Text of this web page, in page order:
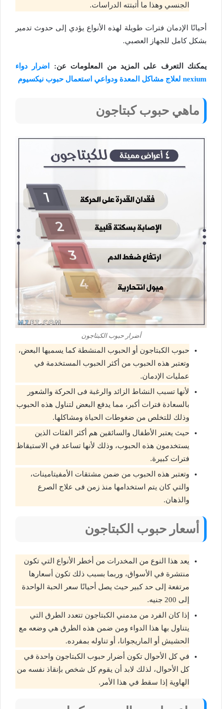
الجنسي وهذا ما أثبتته الدراسات.
أحيانًا الإدمان فترات طويلة لهذه الأنواع يؤدي إلى حدوث تدمير
بشكل كامل للجهاز العصبي.
يمكنك التعرف على المزيد من المعلومات عن:
اضرار دواء
nexium لعلاج مشاكل المعدة ودواعي استعمال حبوب نيكسيوم
ماهي حبوب كبتاجون
أضرار حبوب الكبتاجون
حبوب الكبتاجون أو الحبوب المنشطة كما يسميها البعض،
وتعتبر هذه الحبوب من أكثر الحبوب المستخدمة في
عمليات الإدمان.
لأنها تسبب النشاط الزائد والرغبة فى الحركة والشعور
بالسعادة فترات أكبر، مما يدفع البعض لتناول هذه الحبوب
وذلك للتخلص من ضغوطات الحياة ومشاكلها.
حيث يعتبر الأطفال والسائقين هم أكثر الفئات الذين
يستخدمون هذه الحبوب، وذلك لأنها تساعد في الاستيقاظ
فترات كبيرة.
وتعتبر هذه الحبوب من ضمن مشتقات الأمفيتامينات،
والتي كان يتم استخدامها منذ زمن فى علاج الصرع
والذهان.
أسعار حبوب الكبتاجون
يعد هذا النوع من المخدرات من أخطر الأنواع التي تكون
منتشرة في الأسواق، وربما بسبب ذلك تكون أسعارها
مرتفعة إلى حد كبير حيث يصل أحيانًا سعر الحبة الواحدة
إلى 200 جنيه.
إذا كان الفرد من مدمني الكبتاجون تتعدد الطرق التي
يتناول بها هذا الدواء ومن ضمن هذه الطرق هي وضعه مع
الحشيش أو الماريجوانا، أو تناوله بمفرده.
في كل الأحوال تكون أضرار حبوب الكبتاجون واحدة في
كل الأحوال، لذلك لابد أن يقوم كل شخص بإنقاذ نفسه من
الهاوية إذا سقط في هذا الأمر.